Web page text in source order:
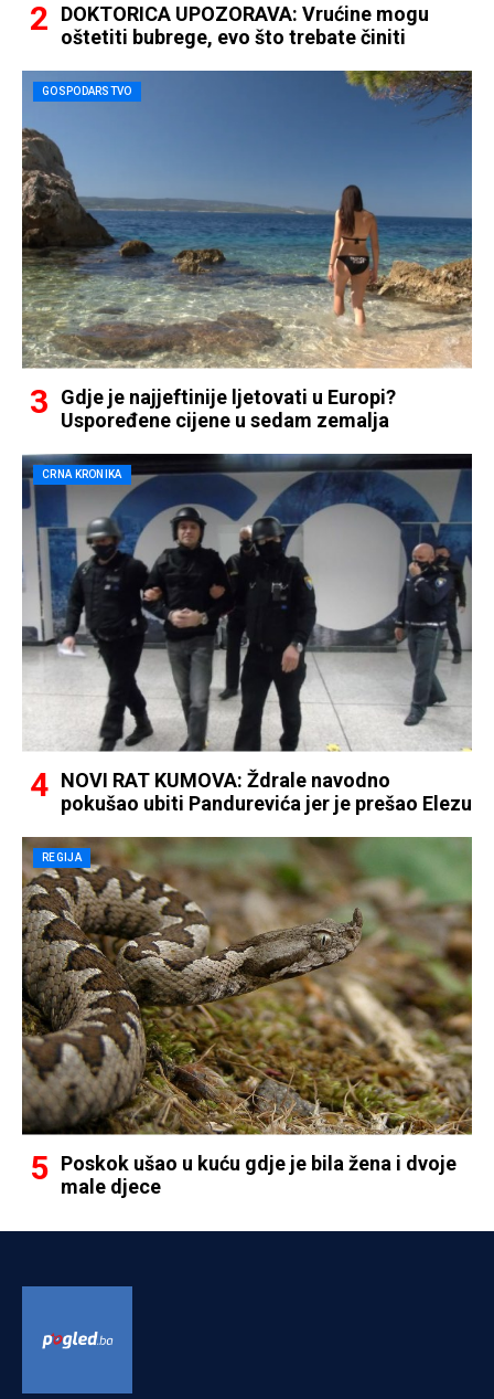
DOKTORICA UPOZORAVA: Vrućine mogu
oštetiti bubrege, evo što trebate činiti
GOSPODARSTVO
Gdje je najjeftinije ljetovati u Europi?
Uspoređene cijene u sedam zemalja
CRNA KRONIKA
NOVI RAT KUMOVA: Ždrale navodno
pokušao ubiti Pandurevića jer je prešao Elezu
REGIJA
Poskok ušao u kuću gdje je bila žena i dvoje
male djece